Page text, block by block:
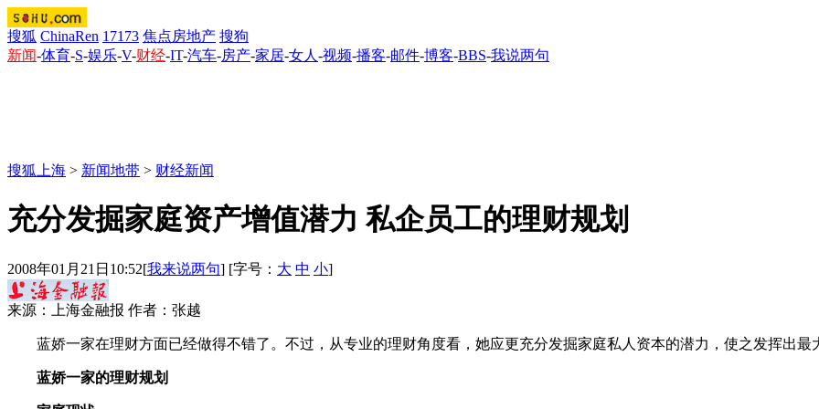
搜狐 ChinaRen 17173 焦点房地产 搜狗
新闻-体育-S-娱乐-V-财经-IT-汽车-房产-家居-女人 -视频-播客-邮件-博客-BBS-我说两句
搜狐上海 > 新闻地带 > 财经新闻
充分发掘家庭资产增值潜力 私企员工的理财规划
2008年01月21日10:52[我来说两句] [字号： 大 中 小]
来源：上海金融报 作者：张越
蓝娇一家在理财方面已经做得不错了。不过，从专业的理财角度看，她应更充分发掘家庭私人资本的潜力，使之发挥出最
蓝娇一家的理财规划